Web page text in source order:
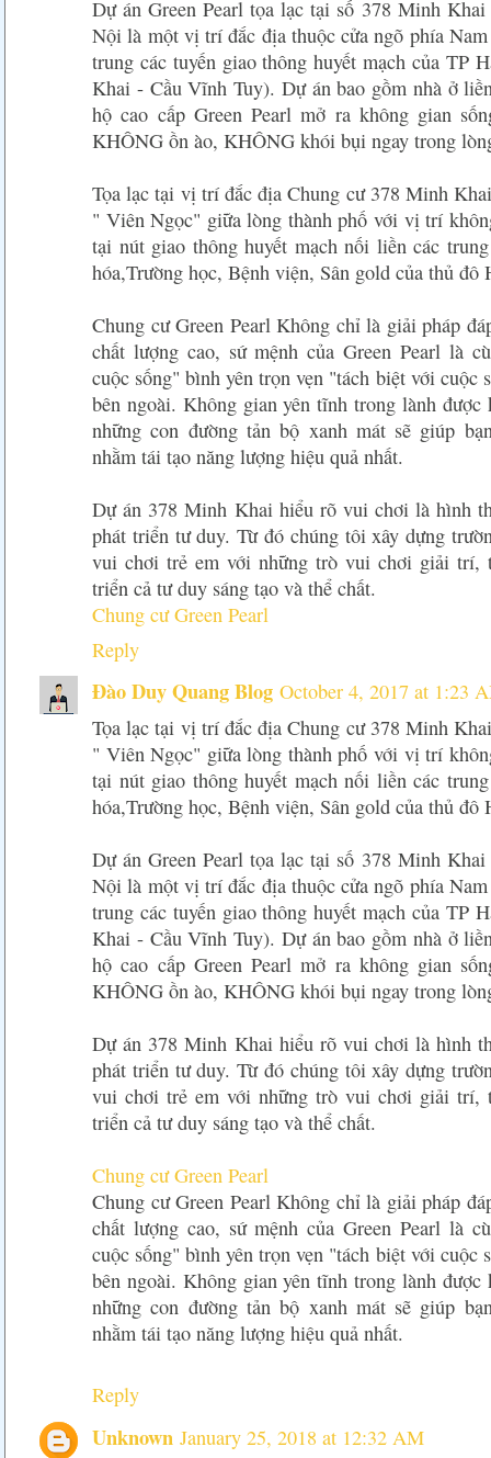
Dự án Green Pearl tọa lạc tại số 378 Minh
Nội là một vị trí đắc địa thuộc cửa ngõ phía
trung các tuyến giao thông huyết mạch của TP
Khai - Cầu Vĩnh Tuy). Dự án bao gồm nhà ở
hộ cao cấp Green Pearl mở ra không gian
KHÔNG ồn ào, KHÔNG khói bụi ngay trong
Tọa lạc tại vị trí đắc địa Chung cư 378 Minh
" Viên Ngọc" giữa lòng thành phố với vị trí
tại nút giao thông huyết mạch nối liền các
hóa,Trường học, Bệnh viện, Sân gold của thủ đô
Chung cư Green Pearl Không chỉ là giải pháp
chất lượng cao, sứ mệnh của Green Pearl là
cuộc sống" bình yên trọn vẹn "tách biệt với cuộc
bên ngoài. Không gian yên tĩnh trong lành được
những con đường tản bộ xanh mát sẽ giúp
nhằm tái tạo năng lượng hiệu quả nhất.
Dự án 378 Minh Khai hiểu rõ vui chơi là hình
phát triển tư duy. Từ đó chúng tôi xây dựng
vui chơi trẻ em với những trò vui chơi giải trí,
triển cả tư duy sáng tạo và thể chất.
Chung cư Green Pearl
Reply
Đào Duy Quang Blog October 4, 2017 at 1:23
Tọa lạc tại vị trí đắc địa Chung cư 378 Minh
" Viên Ngọc" giữa lòng thành phố với vị trí
tại nút giao thông huyết mạch nối liền các
hóa,Trường học, Bệnh viện, Sân gold của thủ đô
Dự án Green Pearl tọa lạc tại số 378 Minh
Nội là một vị trí đắc địa thuộc cửa ngõ phía
trung các tuyến giao thông huyết mạch của TP
Khai - Cầu Vĩnh Tuy). Dự án bao gồm nhà ở
hộ cao cấp Green Pearl mở ra không gian
KHÔNG ồn ào, KHÔNG khói bụi ngay trong
Dự án 378 Minh Khai hiểu rõ vui chơi là hình
phát triển tư duy. Từ đó chúng tôi xây dựng
vui chơi trẻ em với những trò vui chơi giải trí,
triển cả tư duy sáng tạo và thể chất.
Chung cư Green Pearl
Chung cư Green Pearl Không chỉ là giải pháp
chất lượng cao, sứ mệnh của Green Pearl là
cuộc sống" bình yên trọn vẹn "tách biệt với cuộc
bên ngoài. Không gian yên tĩnh trong lành được
những con đường tản bộ xanh mát sẽ giúp
nhằm tái tạo năng lượng hiệu quả nhất.
Reply
Unknown January 25, 2018 at 12:32 AM